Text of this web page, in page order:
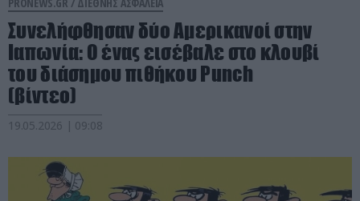
Συνελήφθησαν δύο Αμερικανοί στην
Ιαπωνία: Ο ένας εισέβαλε στο κλουβί
του διάσημου πιθήκου Punch
(βίντεο)
19.05.2026 | 09:08